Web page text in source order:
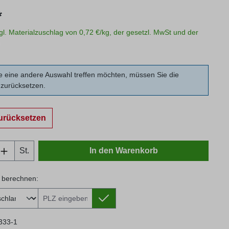
Materialzuschlag von 0,72 €/kg, der gesetzl. MwSt und der
eine andere Auswahl treffen möchten, müssen Sie die
Gib den gewünschten Wert ein
St. In den Warenkorb
1